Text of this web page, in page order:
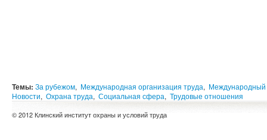
Темы: За рубежом, Международная организация труда,
Новости, Охрана труда, Социальная сфера, Трудовые отношения
© 2012 Клинский институт охраны и условий труда